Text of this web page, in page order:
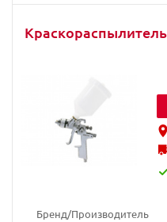
Краскораспылитель
Бренд/Производитель